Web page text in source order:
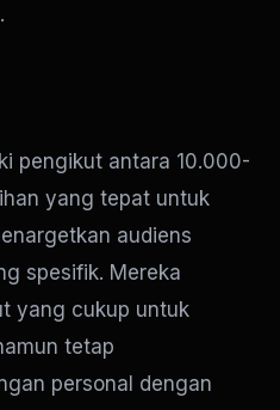
pengikut antara 10.000-
yang tepat untuk
audiens
spesifik. Mereka
yang cukup untuk
tetap
personal dengan